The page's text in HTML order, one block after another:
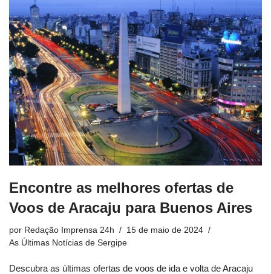
Encontre as melhores ofertas de
Voos de Aracaju para Buenos Aires
por Redação Imprensa 24h
15 de maio de 2024
As Últimas Notícias de Sergipe
Descubra as últimas ofertas de voos de ida e volta de Aracaju